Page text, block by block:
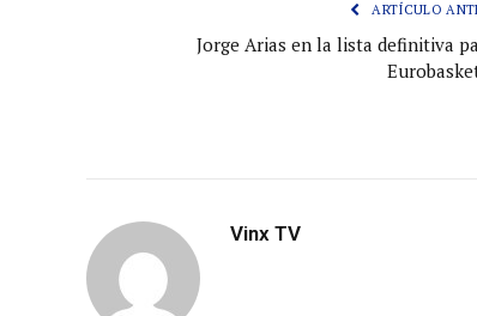
ARTÍCULO
Jorge Arias en la lista definitiva
Vinx TV